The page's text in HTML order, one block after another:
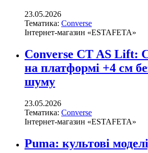
23.05.2026
Тематика: Converse
Інтернет-магазин «ESTAFETA»
Converse CT AS Lift:
на платформі +4 см
шуму
23.05.2026
Тематика: Converse
Інтернет-магазин «ESTAFETA»
Puma: культові